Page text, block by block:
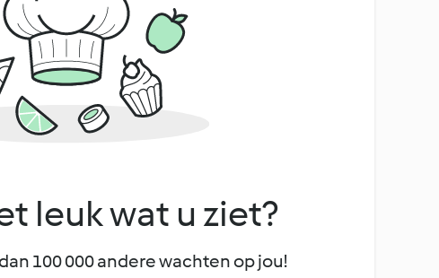
leuk wat u ziet?
100 000 andere wachten op jou!